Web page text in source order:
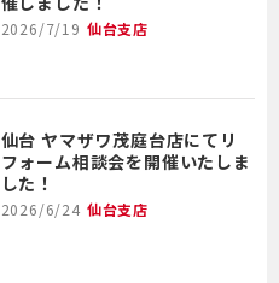
2026/7/19 仙台支店
仙台 ヤマザワ茂庭台店にてリ
フォーム相談会を開催いたしま
した！
2026/6/24 仙台支店